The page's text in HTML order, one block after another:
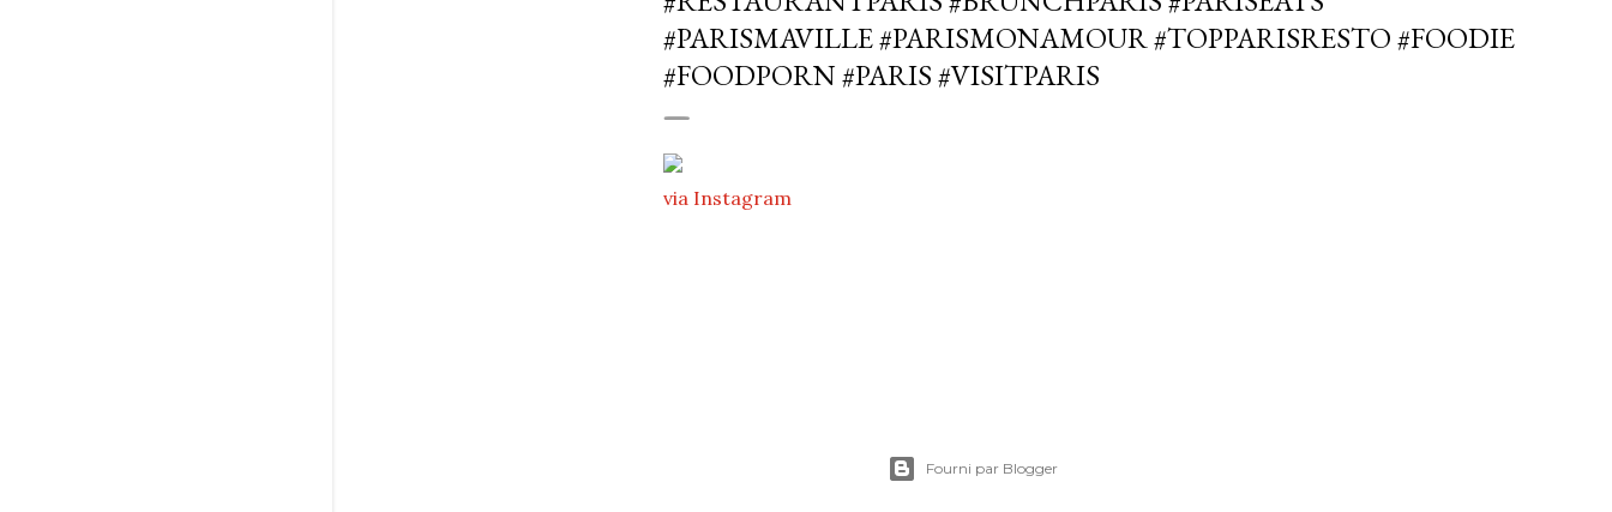
#PARISMAVILLE #PARISMONAMOUR #TOPPARISRESTO #FOODIE
#FOODPORN #PARIS #VISITPARIS
via Instagram
Fourni par Blogger